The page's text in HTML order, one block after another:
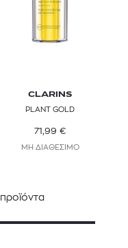
CLARINS
PLANT GOLD
71,99 €
ΜΗ ΔΙΑΘΕΣΙΜΟ
προϊόντα